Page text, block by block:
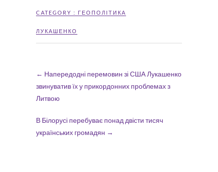
CATEGORY : ГЕОПОЛІТИКА
ЛУКАШЕНКО
← Напередодні перемовин зі США Лукашенко
звинуватив їх у прикордонних проблемах з
Литвою
В Білорусі перебуває понад двісти тисяч
українських громадян →